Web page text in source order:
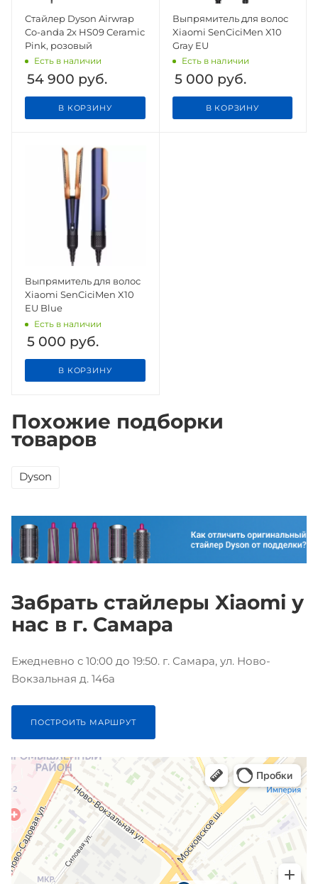
Стайлер Dyson Airwrap
Co-anda 2x HS09 Ceramic
Pink, розовый
Есть в наличии
54 900 руб.
В КОРЗИНУ
Выпрямитель для волос
Xiaomi SenCiciMen X10
Gray EU
Есть в наличии
5 000 руб.
В КОРЗИНУ
Выпрямитель для волос
Xiaomi SenCiciMen X10
EU Blue
Есть в наличии
5 000 руб.
В КОРЗИНУ
Похожие подборки
товаров
Dyson
Забрать стайлеры Xiaomi у
нас в г. Самара
Ежедневно с 10:00 до 19:50. г. Самара, ул. Ново-
Вокзальная д. 146а
ПОСТРОИТЬ МАРШРУТ